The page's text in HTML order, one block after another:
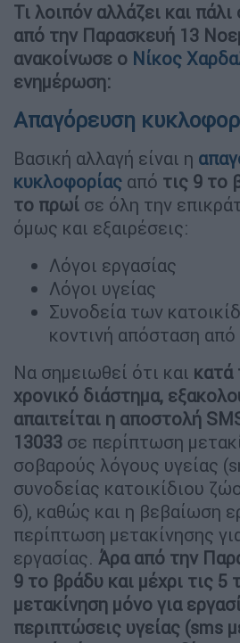
Τι λοιπόν αλλάζει και
από την Παρασκευή 13
ανακοίνωσε ο Νίκος
ενημέρωση:
Απαγόρευση
Βασική αλλαγή είναι η
κυκλοφορίας από τις 9 το
το πρωί σε όλη την
όμως και εξαιρέσεις:
Λόγοι εργασίας
Λόγοι υγείας
Συνοδεία των
κοντινή απόσταση από
Να σημειωθεί ότι και κατά
χρονικό διάστημα,
απαιτείται η αποστολή
13033 σε περίπτωση
σοβαρούς λόγους υγείας
συνοδείας κατοικίδιου
6), καθώς και η βεβαίωση
περίπτωση μετακίνησης
εργασίας. Άρα από την
9 το βράδυ και μέχρι τις 5
μετακίνηση μόνο για
περιπτώσεις υγείας (sms